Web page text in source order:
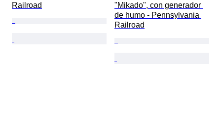
Railroad
"Mikado", con generador
de humo - Pennsylvania
Railroad